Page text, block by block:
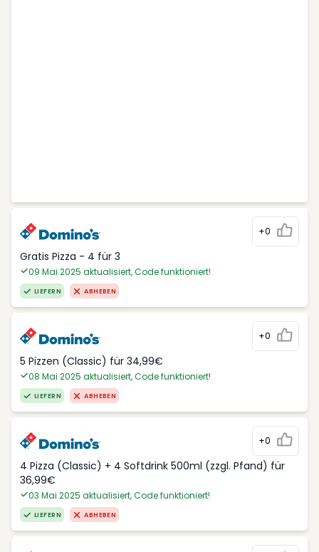
+0
Gratis Pizza - 4 für 3
09 Mai 2025 aktualisiert, Code funktioniert!
LIEFERN ABHEBEN
+0
5 Pizzen (Classic) für 34,99€
08 Mai 2025 aktualisiert, Code funktioniert!
LIEFERN ABHEBEN
+0
4 Pizza (Classic) + 4 Softdrink 500ml (zzgl. Pfand) für
36,99€
03 Mai 2025 aktualisiert, Code funktioniert!
LIEFERN ABHEBEN